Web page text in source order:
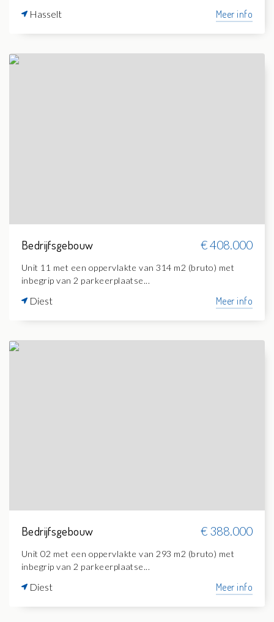
Hasselt Meer info
Bedrijfsgebouw € 408.000
Unit 11 met een oppervlakte van 314 m2 (bruto) met
inbegrip van 2 parkeerplaatse...
Diest Meer info
Bedrijfsgebouw € 388.000
Unit 02 met een oppervlakte van 293 m2 (bruto) met
inbegrip van 2 parkeerplaatse...
Diest Meer info